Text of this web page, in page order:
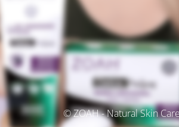
© ZOAH - Natural Skin